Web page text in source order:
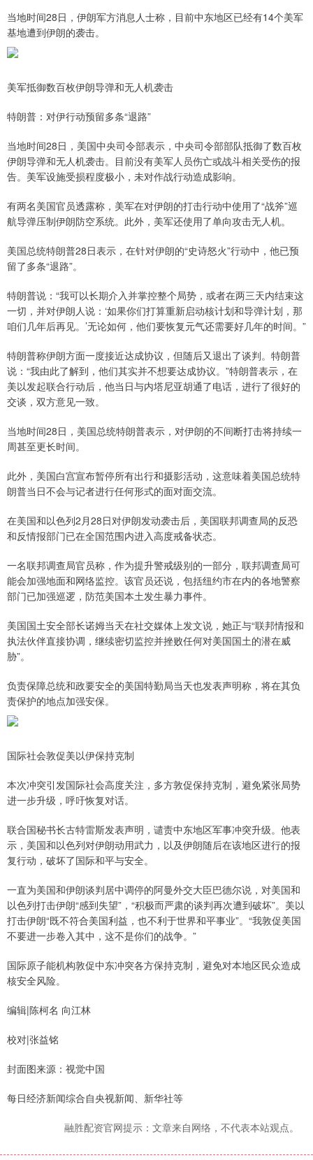
当地时间28日，伊朗军方消息人士称，目前中东地区已经有14个美军
基地遭到伊朗的袭击。
美军抵御数百枚伊朗导弹和无人机袭击
特朗普：对伊行动预留多条“退路”
当地时间28日，美国中央司令部表示，中央司令部部队抵御了数百枚
伊朗导弹和无人机袭击。目前没有美军人员伤亡或战斗相关受伤的报
告。美军设施受损程度极小，未对作战行动造成影响。
有两名美国官员透露称，美军在对伊朗的打击行动中使用了“战斧”巡
航导弹压制伊朗防空系统。此外，美军还使用了单向攻击无人机。
美国总统特朗普28日表示，在针对伊朗的“史诗怒火”行动中，他已预
留了多条“退路”。
特朗普说：“我可以长期介入并掌控整个局势，或者在两三天内结束这
一切，并对伊朗人说：‘如果你们打算重新启动核计划和导弹计划，那
咱们几年后再见。’无论如何，他们要恢复元气还需要好几年的时间。”
特朗普称伊朗方面一度接近达成协议，但随后又退出了谈判。特朗普
说：“我由此了解到，他们其实并不想要达成协议。”特朗普表示，在
美以发起联合行动后，他当日与内塔尼亚胡通了电话，进行了很好的
交谈，双方意见一致。
当地时间28日，美国总统特朗普表示，对伊朗的不间断打击将持续一
周甚至更长时间。
此外，美国白宫宣布暂停所有出行和摄影活动，这意味着美国总统特
朗普当日不会与记者进行任何形式的面对面交流。
在美国和以色列2月28日对伊朗发动袭击后，美国联邦调查局的反恐
和反情报部门已在全国范围内进入高度戒备状态。
一名联邦调查局官员称，作为提升警戒级别的一部分，联邦调查局可
能会加强地面和网络监控。该官员还说，包括纽约市在内的各地警察
部门已加强巡逻，防范美国本土发生暴力事件。
美国国土安全部长诺姆当天在社交媒体上发文说，她正与“联邦情报和
执法伙伴直接协调，继续密切监控并挫败任何对美国国土的潜在威
胁”。
负责保障总统和政要安全的美国特勤局当天也发表声明称，将在其负
责保护的地点加强安保。
国际社会敦促美以伊保持克制
本次冲突引发国际社会高度关注，多方敦促保持克制，避免紧张局势
进一步升级，呼吁恢复对话。
联合国秘书长古特雷斯发表声明，谴责中东地区军事冲突升级。他表
示，美国和以色列对伊朗动用武力，以及伊朗随后在该地区进行的报
复行动，破坏了国际和平与安全。
一直为美国和伊朗谈判居中调停的阿曼外交大臣巴德尔说，对美国和
以色列打击伊朗“感到失望”，“积极而严肃的谈判再次遭到破坏”。美以
打击伊朗“既不符合美国利益，也不利于世界和平事业”。“我敦促美国
不要进一步卷入其中，这不是你们的战争。”
国际原子能机构敦促中东冲突各方保持克制，避免对本地区民众造成
核安全风险。
编辑|陈柯名 向江林
校对|张益铭
封面图来源：视觉中国
每日经济新闻综合自央视新闻、新华社等
融胜配资官网提示：文章来自网络，不代表本站观点。